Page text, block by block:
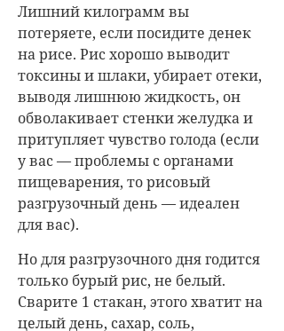
Лишний килограмм вы
потеряете, если посидите денек
на рисе. Рис хорошо выводит
токсины и шлаки, убирает отеки,
выводя лишнюю жидкость, он
обволакивает стенки желудка и
притупляет чувство голода (если
у вас — проблемы с органами
пищеварения, то рисовый
разгрузочный день — идеален
для вас).
Но для разгрузочного дня годится
только бурый рис, не белый.
Сварите 1 стакан, этого хватит на
целый день, сахар, соль,